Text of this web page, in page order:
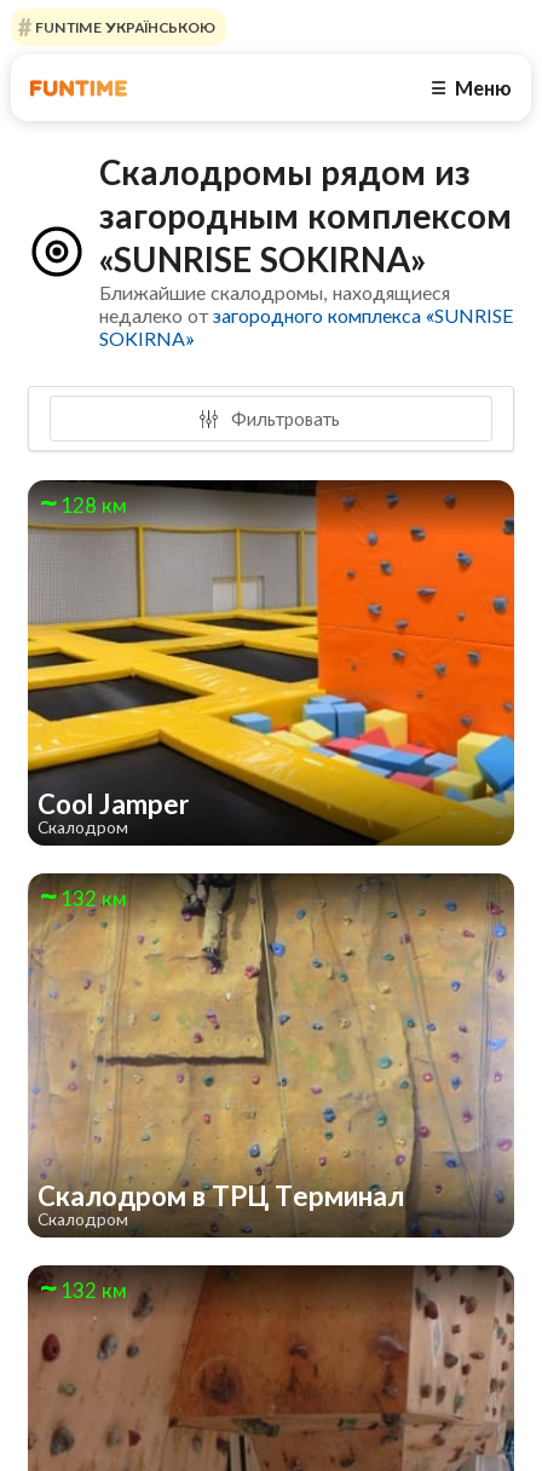
FUNTIME УКРАЇНСЬКОЮ
☰ Меню
Скалодромы рядом из
загородным комплексом
«SUNRISE SOKIRNA»
Ближайшие скалодромы, находящиеся
недалеко отзагородного комплекса «SUNRISE
SOKIRNA»
Фильтровать
128 км
Cool Jamper
Скалодром
132 км
Скалодром в ТРЦ Терминал
Скалодром
132 км